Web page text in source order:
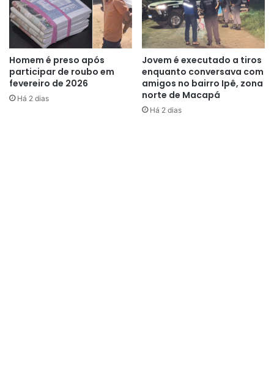
Homem é preso após
participar de roubo em
fevereiro de 2026
Há 2 dias
Jovem é executado a tiros
enquanto conversava com
amigos no bairro Ipê, zona
norte de Macapá
Há 2 dias